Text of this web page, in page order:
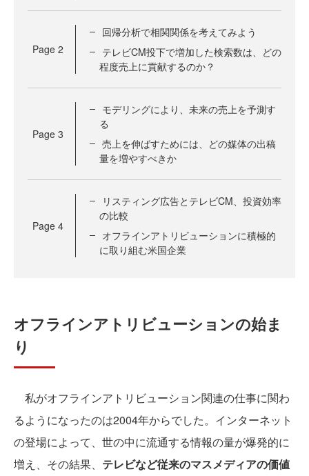
Page 2
回帰分析で相関関係を考えてみよう
テレビCM投下で増加した検索数は、どの
程度売上に貢献するのか？
Page 3
モデリングにより、未来の売上を予測す
る
売上を伸ばすためには、どの媒体の出稿
量を増やすべきか
Page 4
リスティング広告とテレビCM、投資効率
の比較
オフラインアトリビューションに積極的
に取り組む米国企業
オフラインアトリビューションの始ま
り
私がオフラインアトリビューション関連の仕事に関わ
るようになったのは2004年からでした。インターネット
の登場によって、世の中に流通する情報の量が爆発的に
増え、その結果、 テレビなど従来のマスメディアの価値